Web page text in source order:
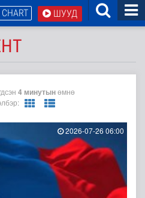
ШУУД
CHART
4 минутынөмнө
2026-07-26 06:00